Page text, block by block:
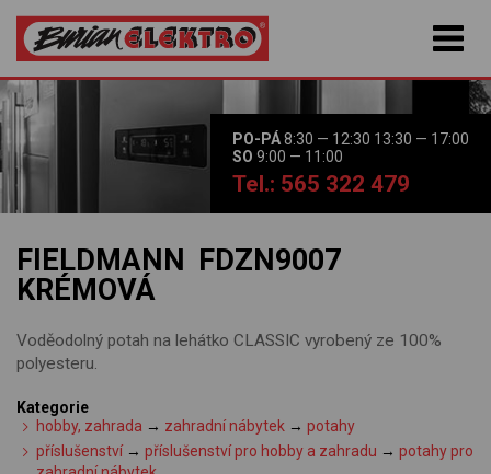
PO-PÁ8:30 — 12:30 13:30 — 17:00
SO 9:00 — 11:00
Tel.: 565 322 479
FIELDMANN FDZN9007
KRÉMOVÁ
Voděodolný potah na lehátko CLASSIC vyrobený ze 100%
polyesteru.
Kategorie
hobby, zahrada → zahradní nábytek →potahy
příslušenství →příslušenství pro hobby a zahradu →potahy pro